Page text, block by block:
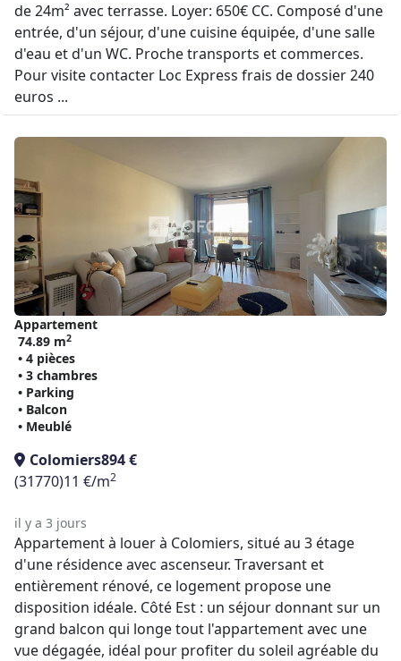
de 24m² avec terrasse. Loyer: 650€ CC. Composé d'une
entrée, d'un séjour, d'une cuisine équipée, d'une salle
d'eau et d'un WC. Proche transports et commerces.
Pour visite contacter Loc Express frais de dossier 240
euros ...
Appartement
74.89 m2
• 4 pièces
• 3 chambres
• Parking
• Balcon
• Meublé
Colomiers894 €
(31770)11 €/m2
il y a 3 jours
Appartement à louer à Colomiers, situé au 3 étage
d'une résidence avec ascenseur. Traversant et
entièrement rénové, ce logement propose une
disposition idéale. Côté Est : un séjour donnant sur un
grand balcon qui longe tout l'appartement avec une
vue dégagée, idéal pour profiter du soleil agréable du